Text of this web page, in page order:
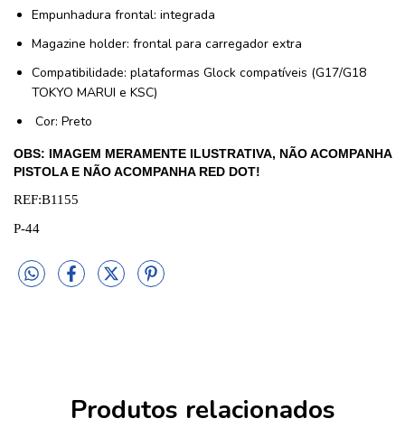
Empunhadura frontal: integrada
Magazine holder: frontal para carregador extra
Compatibilidade: plataformas Glock compatíveis (G17/G18
TOKYO MARUI e KSC)
Cor: Preto
OBS: IMAGEM MERAMENTE ILUSTRATIVA, NÃO ACOMPANHA
PISTOLA E NÃO ACOMPANHA RED DOT!
REF:B1155
P-44
Produtos relacionados